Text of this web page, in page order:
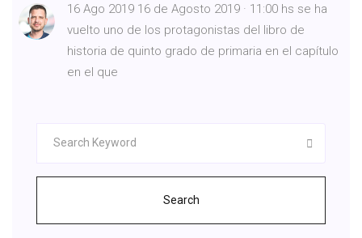
16 Ago 2019 16 de Agosto 2019 · 11:00 hs se ha
vuelto uno de los protagonistas del libro de
historia de quinto grado de primaria en el capítulo
en el que
Search